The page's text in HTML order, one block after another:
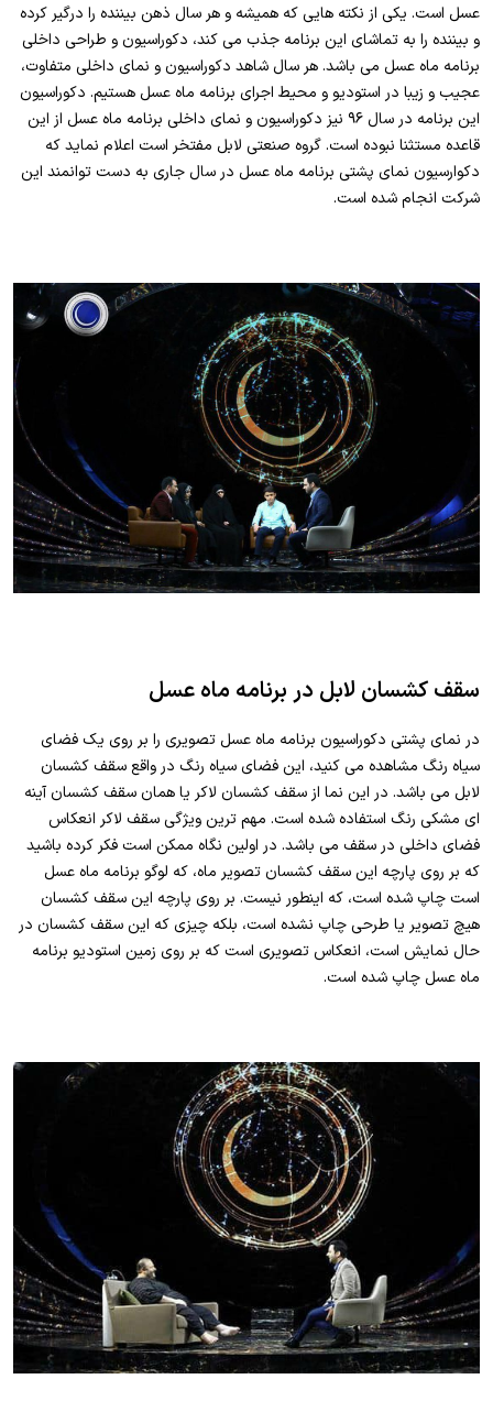
عسل است. یکی از نکته هایی که همیشه و هر سال ذهن بیننده را درگیر کرده
و بیننده را به تماشای این برنامه جذب می کند، دکوراسیون و طراحی داخلی
برنامه ماه عسل می باشد. هر سال شاهد دکوراسیون و نمای داخلی متفاوت،
عجیب و زیبا در استودیو و محیط اجرای برنامه ماه عسل هستیم. دکوراسیون
این برنامه در سال ۹۶ نیز دکوراسیون و نمای داخلی برنامه ماه عسل از این
قاعده مستثنا نبوده است. گروه صنعتی لابل مفتخر است اعلام نماید که
دکوارسیون نمای پشتی برنامه ماه عسل در سال جاری به دست توانمند این
شرکت انجام شده است.
سقف کشسان لابل در برنامه ماه عسل
در نمای پشتی دکوراسیون برنامه ماه عسل تصویری را بر روی یک فضای
سیاه رنگ مشاهده می کنید، این فضای سیاه رنگ در واقع سقف کشسان
لابل می باشد. در این نما از سقف کشسان لاکر یا همان سقف کشسان آینه
ای مشکی رنگ استفاده شده است. مهم ترین ویژگی سقف لاکر انعکاس
فضای داخلی در سقف می باشد. در اولین نگاه ممکن است فکر کرده باشید
که بر روی پارچه این سقف کشسان تصویر ماه، که لوگو برنامه ماه عسل
است چاپ شده است، که اینطور نیست. بر روی پارچه این سقف کشسان
هیچ تصویر یا طرحی چاپ نشده است، بلکه چیزی که این سقف کشسان در
حال نمایش است، انعکاس تصویری است که بر روی زمین استودیو برنامه
ماه عسل چاپ شده است.